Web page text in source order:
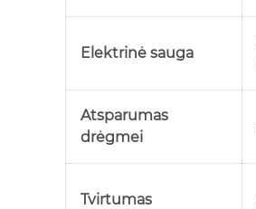
Elektrinė sauga
Atsparumas
drėgmei
Tvirtumas